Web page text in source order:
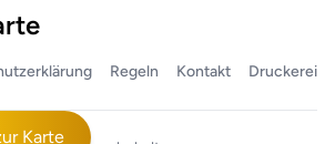
Karte
Regeln Kontakt Druckerei